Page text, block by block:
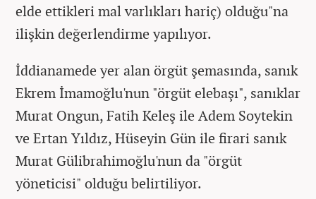
elde ettikleri mal varlıkları hariç) olduğu"na
ilişkin değerlendirme yapılıyor.
İddianamede yer alan örgüt şemasında, sanık
Ekrem İmamoğlu'nun "örgüt elebaşı", sanıklar
Murat Ongun, Fatih Keleş ile Adem Soytekin
ve Ertan Yıldız, Hüseyin Gün ile firari sanık
Murat Gülibrahimoğlu'nun da "örgüt
yöneticisi" olduğu belirtiliyor.